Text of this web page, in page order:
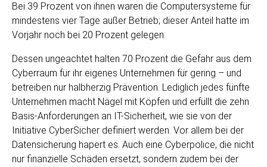
Bei 39 Prozent von ihnen waren die Computersysteme für
mindestens vier Tage außer Betrieb; dieser Anteil hatte im
Vorjahr noch bei 20 Prozent gelegen.
Dessen ungeachtet halten 70 Prozent die Gefahr aus dem
Cyberraum für ihr eigenes Unternehmen für gering – und
betreiben nur halbherzig Prävention. Lediglich jedes fünfte
Unternehmen macht Nägel mit Köpfen und erfüllt die zehn
Basis-Anforderungen an IT-Sicherheit, wie sie von der
Initiative CyberSicher definiert werden. Vor allem bei der
Datensicherung hapert es. Auch eine Cyberpolice, die nicht
nur finanzielle Schäden ersetzt, sondern zudem bei der